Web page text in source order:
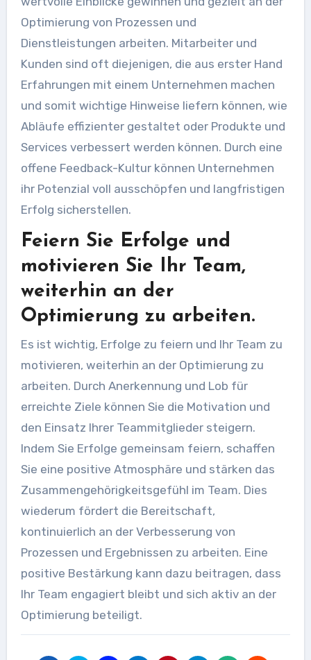
Optimierung von Prozessen und
Dienstleistungen arbeiten. Mitarbeiter und
Kunden sind oft diejenigen, die aus erster Hand
Erfahrungen mit einem Unternehmen machen
und somit wichtige Hinweise liefern können, wie
Abläufe effizienter gestaltet oder Produkte und
Services verbessert werden können. Durch eine
offene Feedback-Kultur können Unternehmen
ihr Potenzial voll ausschöpfen und langfristigen
Erfolg sicherstellen.
Feiern Sie Erfolge und
motivieren Sie Ihr Team,
weiterhin an der
Optimierung zu arbeiten.
Es ist wichtig, Erfolge zu feiern und Ihr Team zu
motivieren, weiterhin an der Optimierung zu
arbeiten. Durch Anerkennung und Lob für
erreichte Ziele können Sie die Motivation und
den Einsatz Ihrer Teammitglieder steigern.
Indem Sie Erfolge gemeinsam feiern, schaffen
Sie eine positive Atmosphäre und stärken das
Zusammengehörigkeitsgefühl im Team. Dies
wiederum fördert die Bereitschaft,
kontinuierlich an der Verbesserung von
Prozessen und Ergebnissen zu arbeiten. Eine
positive Bestärkung kann dazu beitragen, dass
Ihr Team engagiert bleibt und sich aktiv an der
Optimierung beteiligt.